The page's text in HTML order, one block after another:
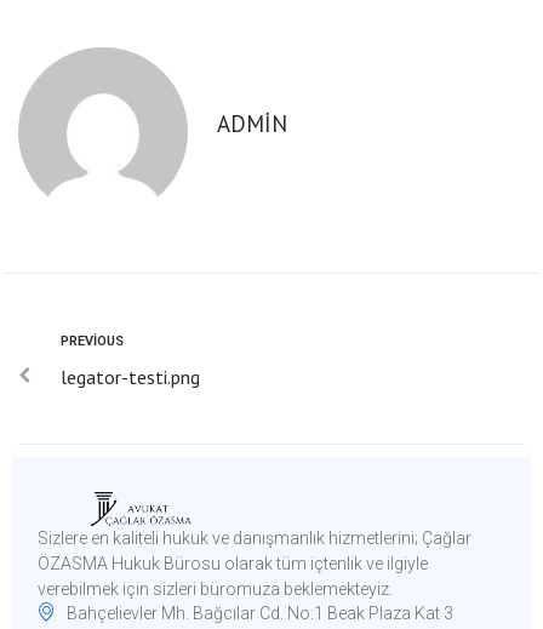
ADMIN
PREVIOUS
legator-testi.png
Sizlere en kaliteli hukuk ve danışmanlık hizmetlerini; Çağlar
ÖZASMA Hukuk Bürosu olarak tüm içtenlik ve ilgiyle
verebilmek için sizleri büromuza beklemekteyiz.​
Bahçelievler Mh. Bağcılar Cd. No:1 Beak Plaza Kat 3